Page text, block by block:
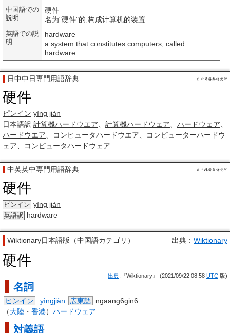
中国語での
説明
硬件
名为"硬件"的, 构成计算机的装置
英語での説
明
hardware
a system that constitutes computers, called
hardware
日中中日専門用語辞典
硬件
ピンイン yìng jiàn
日本語訳 計算機ハードウエア 計算機ハードウェア ハードウェア
ハードウエア 、コンピュータハードウエア、コンピューターハードウ
ェア、コンピュータハードウェア
中英英中専門用語辞典
硬件
ピンイン yìng jiàn
英語訳 hardware
Wiktionary日本語版（中国語カテゴリ） 出典： Wiktionary
硬件
出典:『Wiktionary』 (2021/09/22 08:58 UTC 版)
名詞
ピンイン yìngjiàn 広東語 ngaang6gin6
（大陸 ・ 香港） ハードウェア
対義語